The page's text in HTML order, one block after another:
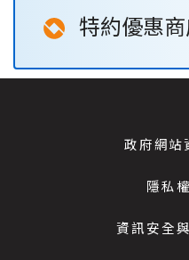
特約優惠商
政府網站
隱私
資訊安全